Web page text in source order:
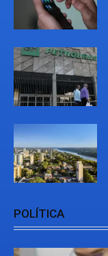
POLÍTICA